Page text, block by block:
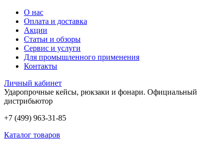
О нас
Оплата и доставка
Акции
Статьи и обзоры
Сервис и услуги
Для промышленного применения
Контакты
Личный кабинет
Ударопрочные кейсы, рюкзаки и фонари. Официальный
дистрибьютор
+7 (499) 963-31-85
Каталог товаров